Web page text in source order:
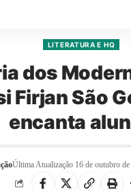
LITERATURA E HQ
dos
Firjan São
encanta
Última Atualização 16 de outubro